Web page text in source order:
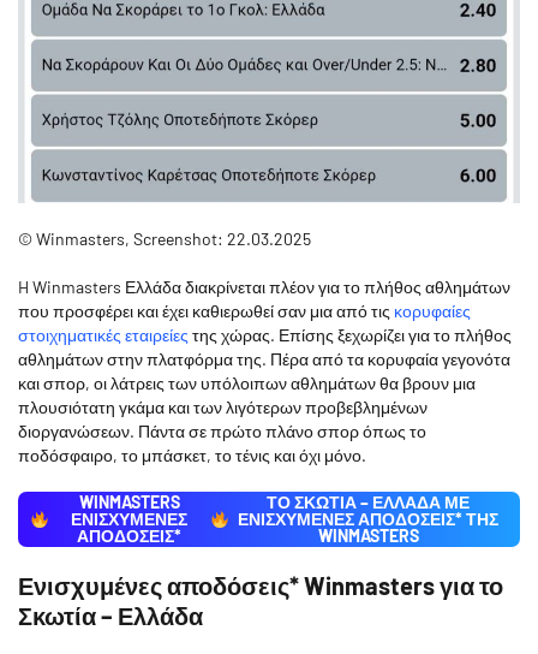
© Winmasters, Screenshot: 22.03.2025
H Winmasters Ελλάδα διακρίνεται πλέον για το πλήθος αθλημάτων
που προσφέρει και έχει καθιερωθεί σαν μια από τις κορυφαίες
στοιχηματικές εταιρείες της χώρας. Επίσης ξεχωρίζει για το πλήθος
αθλημάτων στην πλατφόρμα της. Πέρα από τα κορυφαία γεγονότα
και σπορ, οι λάτρεις των υπόλοιπων αθλημάτων θα βρουν μια
πλουσιότατη γκάμα και των λιγότερων προβεβλημένων
διοργανώσεων. Πάντα σε πρώτο πλάνο σπορ όπως το
ποδόσφαιρο, το μπάσκετ, το τένις και όχι μόνο.
WINMASTERS
ΕΝΙΣΧΥΜΕΝΕΣ
ΑΠΟΔΟΣΕΙΣ*
ΤΟ ΣΚΩΤΙΑ – ΕΛΛΑΔΑ ΜΕ
ΕΝΙΣΧΥΜΈΝΕΣ ΑΠΟΔΌΣΕΙΣ* ΤΗΣ
WINMASTERS
Ενισχυμένες αποδόσεις* Winmasters για το
Σκωτία – Ελλάδα